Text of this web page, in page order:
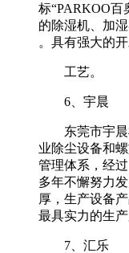
标“PARKOO百
的除湿机、加
。具有强大的
工艺。
6、宇晨
东莞市宇晨
业除尘设备和
管理体系，经过
多年不懈努力
厚，生产设备
最具实力的生产
7、汇乐